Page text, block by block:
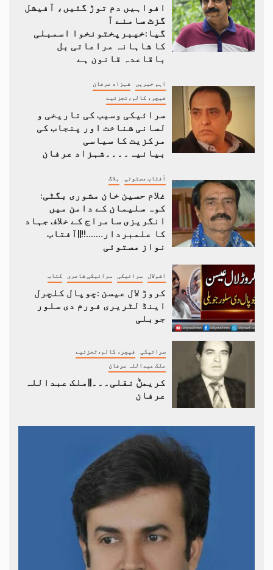
افواہیں دم توڑ گئیں، آفیشل
گزٹ سامنے آ
گیا:خیبرپختونخوا اسمبلی
کا شاہانہ مراعاتی بل
باقاعدہ قانون ہے
اہم خبریں شہزاد عرفان
فیچر، کالم،تجزئیے
سرائیکی وسیب کی تاریخی و
لسانی شناخت اور پنجاب کی
مرکزیت کا سیاسی
بیانیہ۔۔۔۔شہزاد عرفان
آفتاب مستوئی بلاگ
غلام حسین خان مشوری بگٹی:
کوہ سلیمان کے دامن میں
انگریزی سامراج کے خلاف جہاد
کا علمبردار…….!!||آفتاب
نواز مستوئی
اشولال سرائیکی سرائیکی شاعری کتاب
کروڑ لال عیسن :چوپال کلچرل
اینڈ لٹریری فورم دی سلور
جوبلی
سرائیکی فیچر، کالم،تجزئیے
ملک عبداللہ عرفان
کریمݨ نقلی۔۔۔||ملک عبداللہ
عرفان